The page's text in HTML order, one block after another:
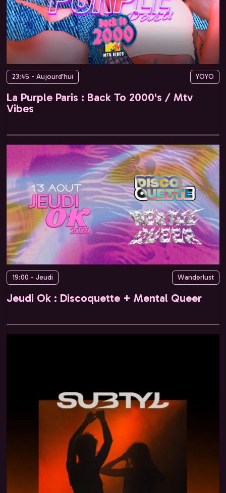
23:45 - Aujourd'hui YOYO
La Purple Paris : Back To 2000's / Mtv
Vibes
19:00 - Jeudi Wanderlust
Jeudi Ok : Discoquette + Mental Queer